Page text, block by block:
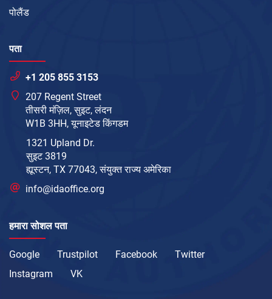
पोलैंड
पता
+1 205 855 3153
207 Regent Street
तीसरी मंज़िल, सुइट, लंदन
W1B 3HH, यूनाइटेड किंगडम
1321 Upland Dr.
सुइट 3819
ह्यूस्टन, TX 77043, संयुक्त राज्य अमेरिका
info@idaoffice.org
हमारा सोशल पता
Google Trustpilot Facebook
Twitter
Instagram
VK